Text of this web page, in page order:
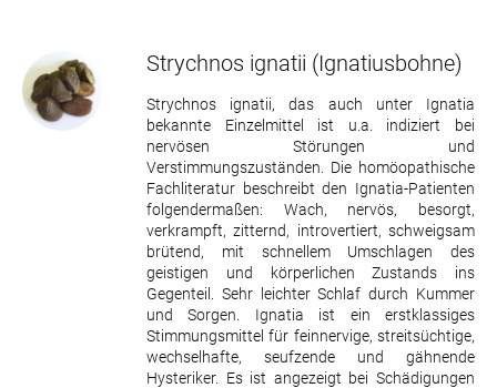
Strychnos ignatii (Ignatiusbohne)
Strychnos ignatii, das auch unter Ignatia
bekannte Einzelmittel ist u.a. indiziert bei
nervösen Störungen und
Verstimmungszuständen. Die homöopathische
Fachliteratur beschreibt den Ignatia-Patienten
folgendermaßen: Wach, nervös, besorgt,
verkrampft, zitternd, introvertiert, schweigsam
brütend, mit schnellem Umschlagen des
geistigen und körperlichen Zustands ins
Gegenteil. Sehr leichter Schlaf durch Kummer
und Sorgen. Ignatia ist ein erstklassiges
Stimmungsmittel für feinnervige, streitsüchtige,
wechselhafte, seufzende und gähnende
Hysteriker. Es ist angezeigt bei Schädigungen